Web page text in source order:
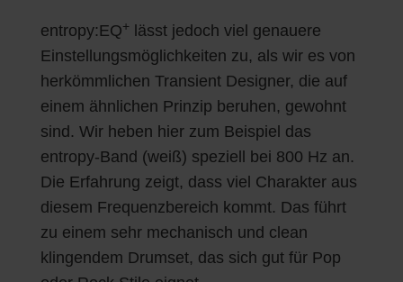
entropy:EQ+
lässt jedoch viel genauere
Einstellungsmöglichkeiten zu, als wir es von
herkömmlichen Transient Designer, die auf
einem ähnlichen Prinzip beruhen, gewohnt
sind. Wir heben hier zum Beispiel das
entropy-Band (weiß) speziell bei 800 Hz an.
Die Erfahrung zeigt, dass viel Charakter aus
diesem Frequenzbereich kommt. Das führt
zu einem sehr mechanisch und clean
klingendem Drumset, das sich gut für Pop